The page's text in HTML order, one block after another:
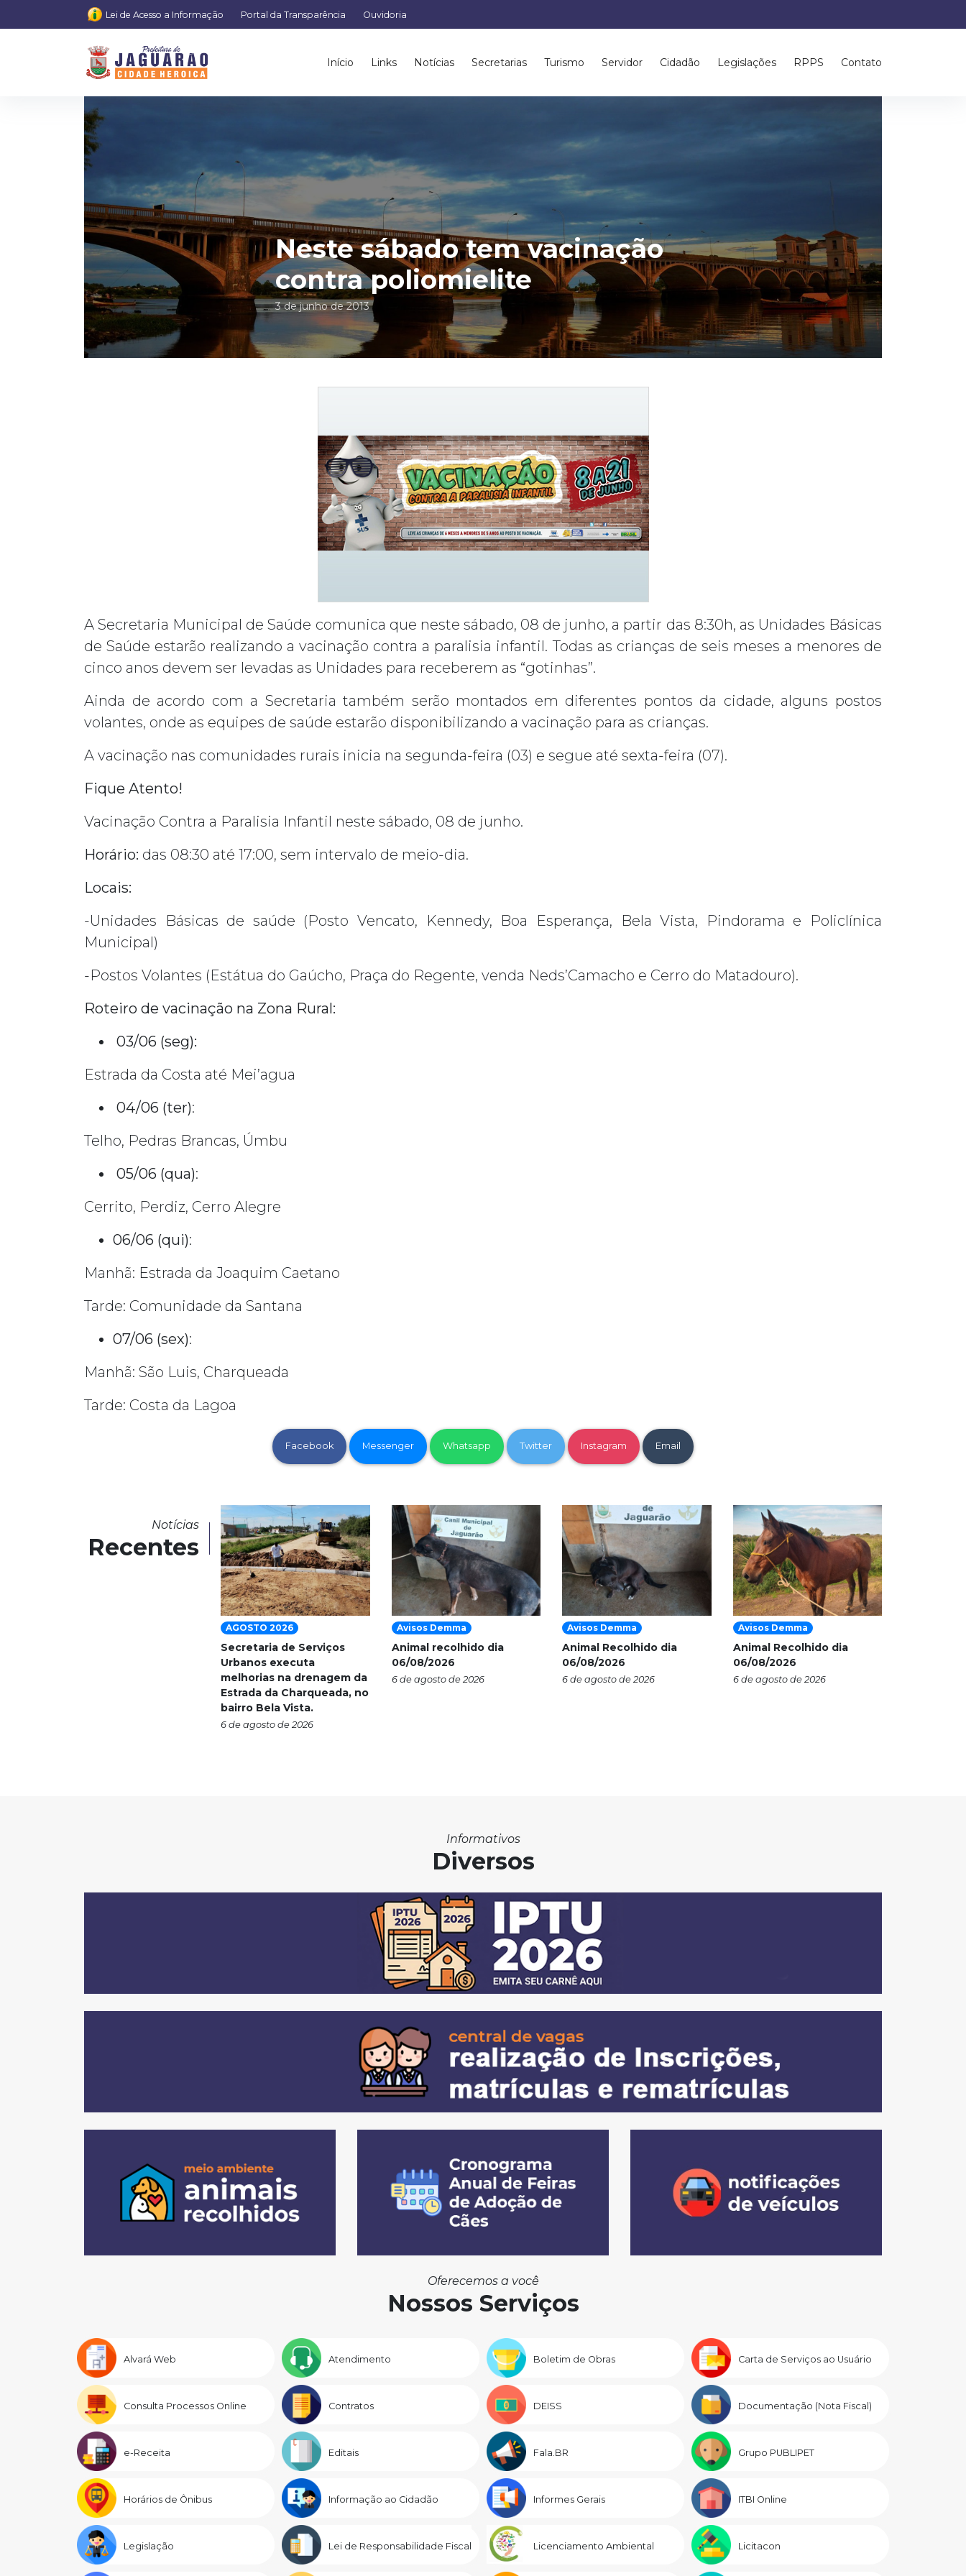
Lei de Acesso a Informação Portal da Transparência Ouvidoria
Início Links Notícias Secretarias Turismo Servidor Cidadão Legislações RPPS Contato
Neste sábado tem vacinação
contra poliomielite
3 de junho de 2013
A Secretaria Municipal de Saúde comunica que neste sábado, 08 de junho, a partir das 8:30h, as Unidades Básicas
de Saúde estarão realizando a vacinação contra a paralisia infantil. Todas as crianças de seis meses a menores de
cinco anos devem ser levadas as Unidades para receberem as “gotinhas”.
Ainda de acordo com a Secretaria também serão montados em diferentes pontos da cidade, alguns postos
volantes, onde as equipes de saúde estarão disponibilizando a vacinação para as crianças.
A vacinação nas comunidades rurais inicia na segunda-feira (03) e segue até sexta-feira (07).
Fique Atento!
Vacinação Contra a Paralisia Infantil neste sábado, 08 de junho.
Horário: das 08:30 até 17:00, sem intervalo de meio-dia.
Locais:
-Unidades Básicas de saúde (Posto Vencato, Kennedy, Boa Esperança, Bela Vista, Pindorama e Policlínica
Municipal)
-Postos Volantes (Estátua do Gaúcho, Praça do Regente, venda Neds’Camacho e Cerro do Matadouro).
Roteiro de vacinação na Zona Rural:
03/06 (seg):
Estrada da Costa até Mei’agua
04/06 (ter):
Telho, Pedras Brancas, Úmbu
05/06 (qua):
Cerrito, Perdiz, Cerro Alegre
06/06 (qui):
Manhã: Estrada da Joaquim Caetano
Tarde: Comunidade da Santana
07/06 (sex):
Manhã: São Luis, Charqueada
Tarde: Costa da Lagoa
Facebook Messenger Whatsapp Twitter Instagram Email
Notícias
Recentes
AGOSTO 2026
Secretaria de Serviços
Urbanos executa
melhorias na drenagem da
Estrada da Charqueada, no
bairro Bela Vista.
6 de agosto de 2026
Avisos Demma
Animal recolhido dia
06/08/2026
6 de agosto de 2026
Avisos Demma
Animal Recolhido dia
06/08/2026
6 de agosto de 2026
Avisos Demma
Animal Recolhido dia
06/08/2026
6 de agosto de 2026
Informativos
Diversos
Oferecemos a você
Nossos Serviços
Alvará Web Atendimento Boletim de Obras Carta de Serviços ao Usuário
Consulta Processos Online Contratos DEISS Documentação (Nota Fiscal)
e-Receita Editais Fala.BR Grupo PUBLIPET
Horários de Ônibus Informação ao Cidadão Informes Gerais ITBI Online
Legislação Lei de Responsabilidade Fiscal Licenciamento Ambiental Licitacon